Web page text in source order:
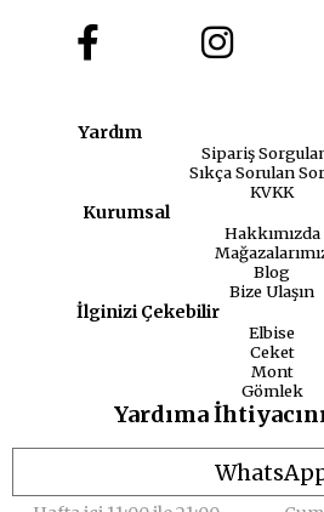
Sipariş
Sıkça Sorulan
KVKK
Hakkımızda
Blog
Bize Ulaşın
İlginizi
Elbise
Ceket
Mont
Gömlek
Yardıma